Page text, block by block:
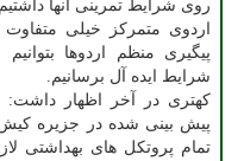
روی شرایط تمرینی آنها
اردوی متمرکز خیلی متفاوت
پیگیری منظم اردوها
شرایط ایده آل برسانیم.
کهتری در آخر اظهار داشت:
تمام پروتکل های بهداشتی